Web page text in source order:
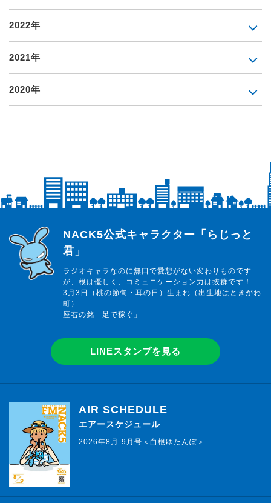
2022年
2021年
2020年
らじっと君
NACK5公式キャラクター「らじっと
君」
ラジオキャラなのに無口で愛想がない変わりものです
が、根は優しく、コミュニケーション力は抜群です！
3月3日（桃の節句・耳の日）生まれ（出生地はときがわ
町）
座右の銘「足で稼ぐ」
LINEスタンプを見る
AIR SCHEDULE
エアースケジュール
2026年8月-9月号＜白根ゆたんぽ＞